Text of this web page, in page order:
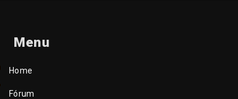
Menu
Home
Fórum